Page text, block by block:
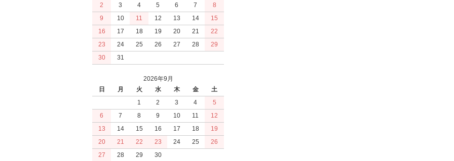
2
3 4 5 6 7
8
9
10 11 12 13 14
15
16
17 18 19 20 21
22
23
24 25 26 27 28
29
30
31
2026年9月
日
月 火 水 木 金
土
1
2 3 4
5
6
7 8 9 10 11
12
13
14 15 16 17 18
19
20
21 22 23 24 25
26
27
28 29 30